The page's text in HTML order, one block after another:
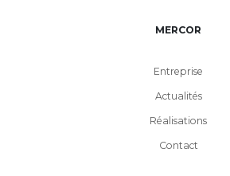
MERCOR
Entreprise
Actualités
Réalisations
Contact